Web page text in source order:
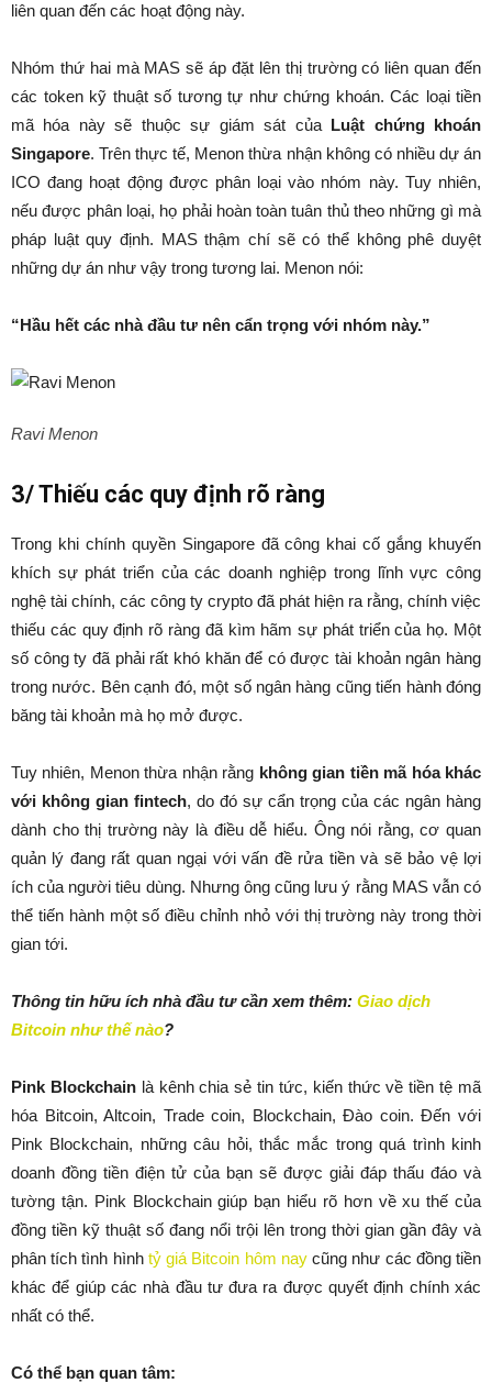
liên quan đến các hoạt động này.
Nhóm thứ hai mà MAS sẽ áp đặt lên thị trường có liên quan đến
các token kỹ thuật số tương tự như chứng khoán. Các loại tiền
mã hóa này sẽ thuộc sự giám sát của Luật chứng khoán
Singapore. Trên thực tế, Menon thừa nhận không có nhiều dự án
ICO đang hoạt động được phân loại vào nhóm này. Tuy nhiên,
nếu được phân loại, họ phải hoàn toàn tuân thủ theo những gì mà
pháp luật quy định. MAS thậm chí sẽ có thể không phê duyệt
những dự án như vậy trong tương lai. Menon nói:
“Hầu hết các nhà đầu tư nên cẩn trọng với nhóm này.”
Ravi Menon
3/ Thiếu các quy định rõ ràng
Trong khi chính quyền Singapore đã công khai cố gắng khuyến
khích sự phát triển của các doanh nghiệp trong lĩnh vực công
nghệ tài chính, các công ty crypto đã phát hiện ra rằng, chính việc
thiếu các quy định rõ ràng đã kìm hãm sự phát triển của họ. Một
số công ty đã phải rất khó khăn để có được tài khoản ngân hàng
trong nước. Bên cạnh đó, một số ngân hàng cũng tiến hành đóng
băng tài khoản mà họ mở được.
Tuy nhiên, Menon thừa nhận rằng không gian tiền mã hóa khác
với không gian fintech, do đó sự cẩn trọng của các ngân hàng
dành cho thị trường này là điều dễ hiểu. Ông nói rằng, cơ quan
quản lý đang rất quan ngại với vấn đề rửa tiền và sẽ bảo vệ lợi
ích của người tiêu dùng. Nhưng ông cũng lưu ý rằng MAS vẫn có
thể tiến hành một số điều chỉnh nhỏ với thị trường này trong thời
gian tới.
Thông tin hữu ích nhà đầu tư cần xem thêm: Giao dịch
Bitcoin như thế nào?
Pink Blockchainlà kênh chia sẻ tin tức, kiến thức về tiền tệ mã
hóa Bitcoin, Altcoin, Trade coin, Blockchain, Đào coin. Đến với
Pink Blockchain, những câu hỏi, thắc mắc trong quá trình kinh
doanh đồng tiền điện tử của bạn sẽ được giải đáp thấu đáo và
tường tận. Pink Blockchain giúp bạn hiểu rõ hơn về xu thế của
đồng tiền kỹ thuật số đang nổi trội lên trong thời gian gần đây và
phân tích tình hình tỷ giá Bitcoin hôm naycũng như các đồng tiền
khác để giúp các nhà đầu tư đưa ra được quyết định chính xác
nhất có thể.
Có thể bạn quan tâm: